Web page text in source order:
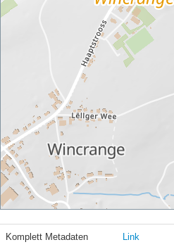
Komplett Metadaten Link